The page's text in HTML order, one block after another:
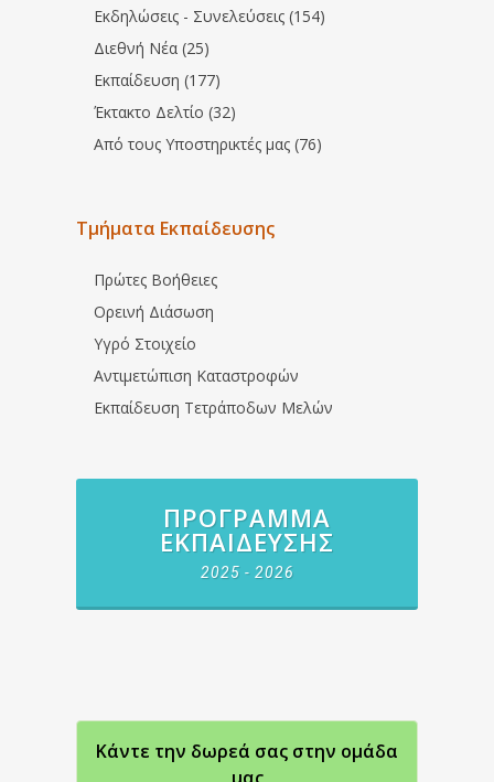
Εκδηλώσεις - Συνελεύσεις (154)
Διεθνή Νέα (25)
Εκπαίδευση (177)
Έκτακτο Δελτίο (32)
Από τους Υποστηρικτές μας (76)
Τμήματα Εκπαίδευσης
Πρώτες Βοήθειες
Ορεινή Διάσωση
Υγρό Στοιχείο
Αντιμετώπιση Καταστροφών
Εκπαίδευση Τετράποδων Μελών
ΠΡΌΓΡΑΜΜΑ
ΕΚΠΑΊΔΕΥΣΗΣ
2025 - 2026
Κάντε την δωρεά σας στην oμάδα